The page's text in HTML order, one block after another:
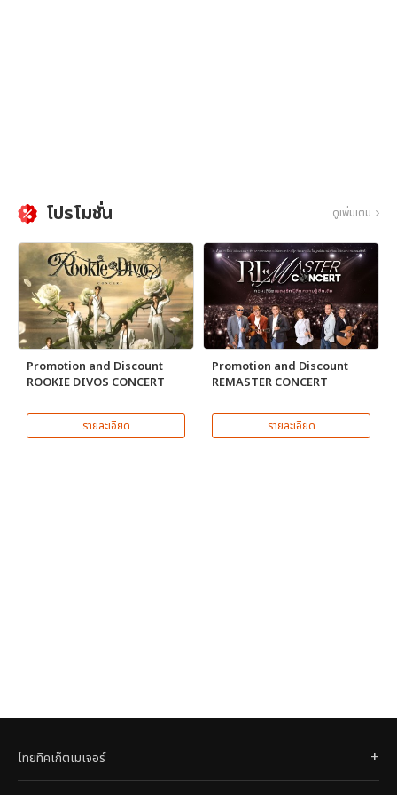
โปรโมชั่น ดูเพิ่มเติม
Promotion and Discount
ROOKIE DIVOS CONCERT
รายละเอียด
Promotion and Discount
REMASTER CONCERT
รายละเอียด
ไทยทิคเก็ตเมเจอร์